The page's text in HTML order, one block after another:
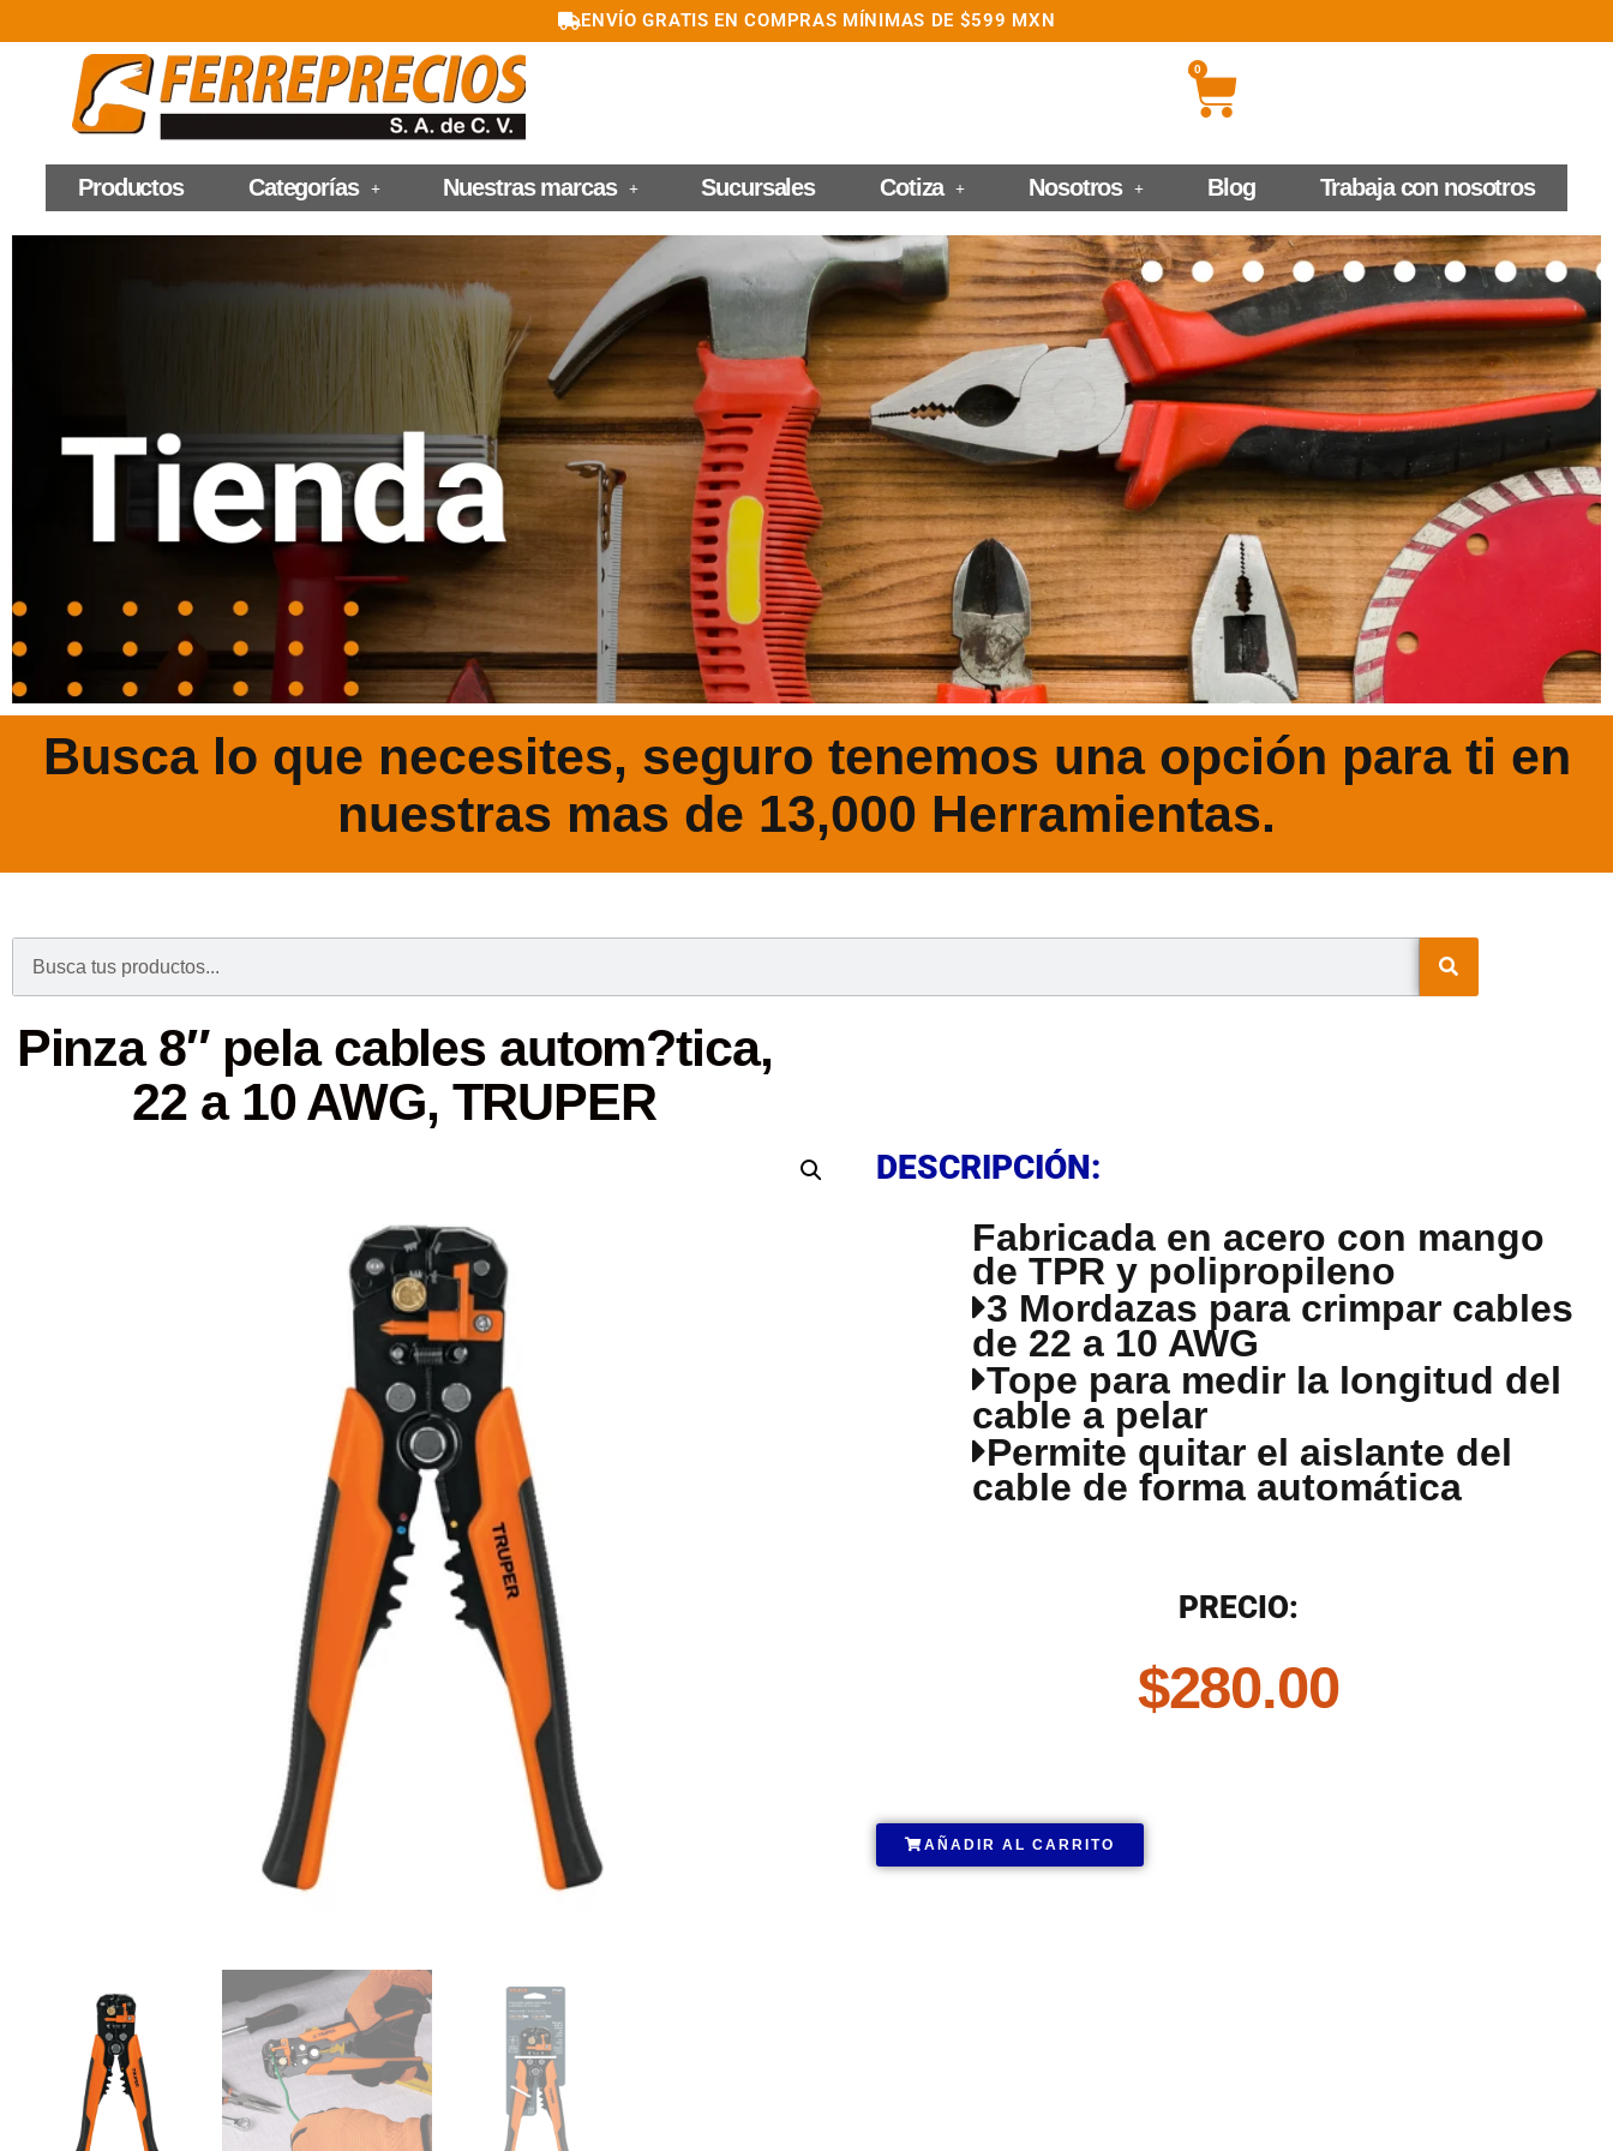
ENVÍO GRATIS EN COMPRAS MÍNIMAS DE $599 MXN
0
Productos Categorías Nuestras marcas Sucursales Cotiza Nosotros Blog Trabaja con nosotros
Busca lo que necesites, seguro tenemos una opción para ti en
nuestras mas de 13,000 Herramientas.
Pinza 8″ pela cables autom?tica,
22 a 10 AWG, TRUPER
DESCRIPCIÓN:
Fabricada en acero con mango
de TPR y polipropileno
3 Mordazas para crimpar cables
de 22 a 10 AWG
Tope para medir la longitud del
cable a pelar
Permite quitar el aislante del
cable de forma automática
PRECIO:
$280.00
AÑADIR AL CARRITO